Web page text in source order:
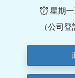
星期
（公司